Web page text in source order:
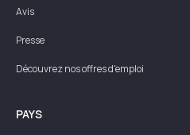
Avis
Presse
Découvrez nos offres d'emploi
PAYS